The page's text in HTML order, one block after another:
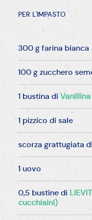
PER L'IMPASTO
300 g farina bianca
100 g zucchero
1 bustina diVanillina
1 pizzico di sale
scorza grattugiata
1 uovo
0,5 bustine di
cucchiaini)